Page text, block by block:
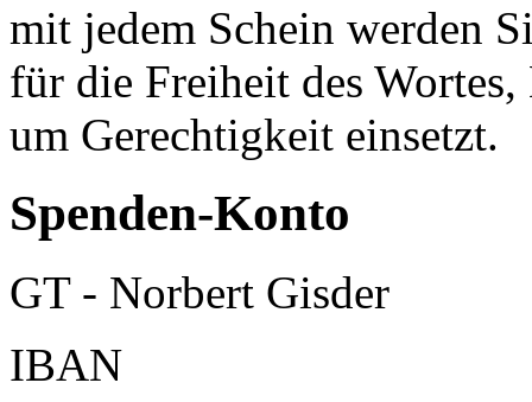
mit jedem Schein werden
für die Freiheit des
um Gerechtigkeit einsetzt.
Spenden-Konto
GT - Norbert Gisder
IBAN